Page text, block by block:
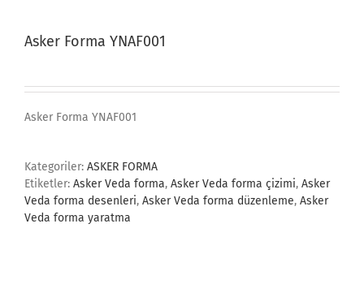
Asker Forma YNAF001
Asker Forma YNAF001
Kategoriler: ASKER FORMA
Etiketler: Asker Veda forma, Asker Veda forma çizimi, Asker
Veda forma desenleri, Asker Veda forma düzenleme, Asker
Veda forma yaratma